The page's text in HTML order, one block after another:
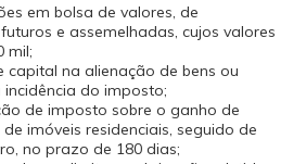
em bolsa de valores, de
e assemelhadas, cujos valores
mil;
capital na alienação de bens ou
do imposto;
de imposto sobre o ganho de
imóveis residenciais, seguido de
no prazo de 180 dias;